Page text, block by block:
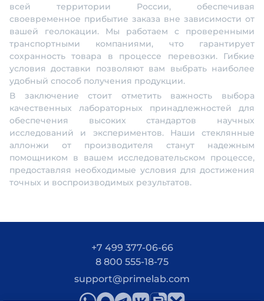
всей территории России, обеспечивая
своевременное прибытие заказа вне зависимости от
вашей геолокации. Мы работаем с проверенными
транспортными компаниями, что гарантирует
сохранность товара в процессе перевозки. Гибкие
условия доставки позволяют вам выбрать наиболее
удобный способ получения продукции.
В заключение стоит отметить важность выбора
качественных лабораторных принадлежностей для
обеспечения высоких стандартов научных
исследований и экспериментов. Наши стеклянные
аллонжи от производителя станут надежным
помощником в вашем исследовательском процессе,
предоставляя необходимые условия для достижения
точных и воспроизводимых результатов.
+7 499 377-06-66
8 800 555-18-75
support@primelab.com